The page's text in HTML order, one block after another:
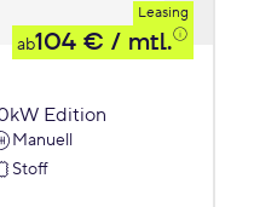
Leasing
ab104 € / mtl.
Edition
Manuell
Stoff